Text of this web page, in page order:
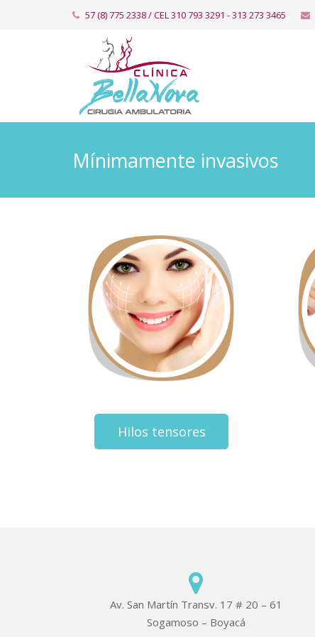
57 (8) 775 2338 / CEL 310 793 3291 - ​​313 273 3465
Mínimamente invasivos
Hilos tensores
Av. San Martín Transv. 17 # 20 – 61
Sogamoso – Boyacá